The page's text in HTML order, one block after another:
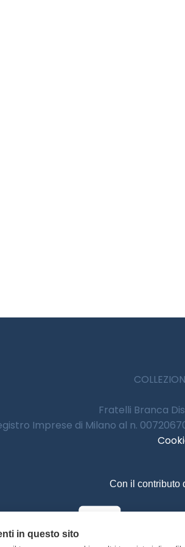
Fratelli Branca
Imprese di Milano al n.
Con il contributo
in questo sito